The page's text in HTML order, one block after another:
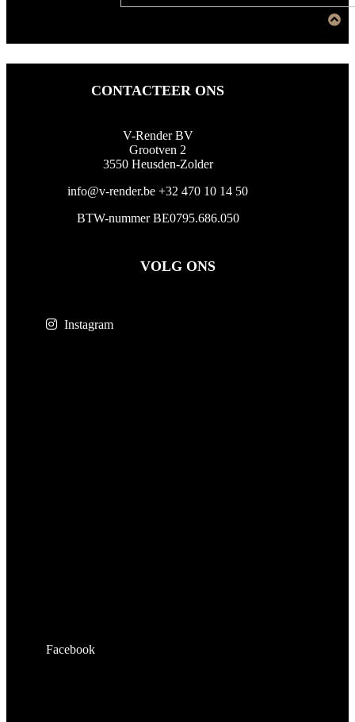
CONTACTEER ONS
V-Render BV
Grootven 2
3550 Heusden-Zolder
info@v-render.be +32 470 10 14 50
BTW-nummer BE0795.686.050
VOLG ONS
Instagram
Facebook